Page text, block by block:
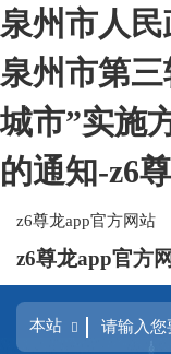
泉州市人
泉州市第
城市”实施
的通知-z6
z6尊龙app官方网站
z6尊龙app官方